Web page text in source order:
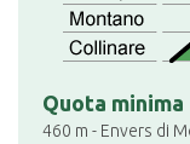
Quota minima
460 m - Envers di